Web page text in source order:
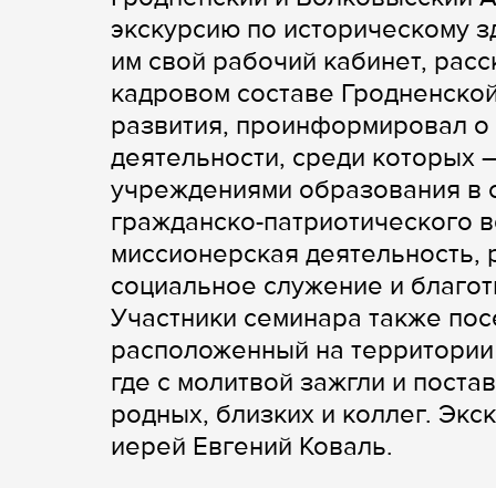
экскурсию по историческому
им свой рабочий кабинет,
кадровом составе
развития, проинформировал
деятельности, среди которых
учреждениями образования в
гражданско-патриотического
миссионерская
социальное служение и
Участники семинара также
расположенный на
где с молитвой зажгли и
родных, близких и коллег.
иерей Евгений Коваль.